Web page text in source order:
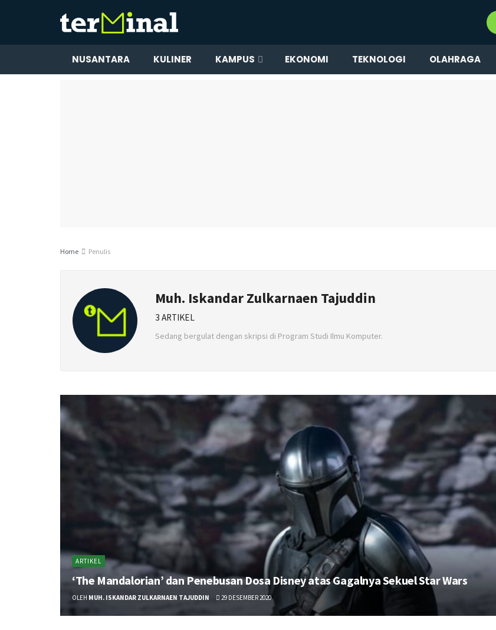
NUSANTARA KULINER KAMPUS EKONOMI TEKNOLOGI OLAHRAGA
Home Penulis
Muh. Iskandar Zulkarnaen Tajuddin
3 ARTIKEL
Sedang bergulat dengan skripsi di Program Studi Ilmu Komputer.
ARTIKEL
‘The Mandalorian’ dan Penebusan Dosa Disney atas Gagalnya Sekuel Star Wars
OLEH MUH. ISKANDAR ZULKARNAEN TAJUDDIN 29 DESEMBER 2020